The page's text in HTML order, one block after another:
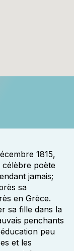
1815,
célèbre poète
jamais;
sa
en Grèce.
sa fille dans la
penchants
peu
et les